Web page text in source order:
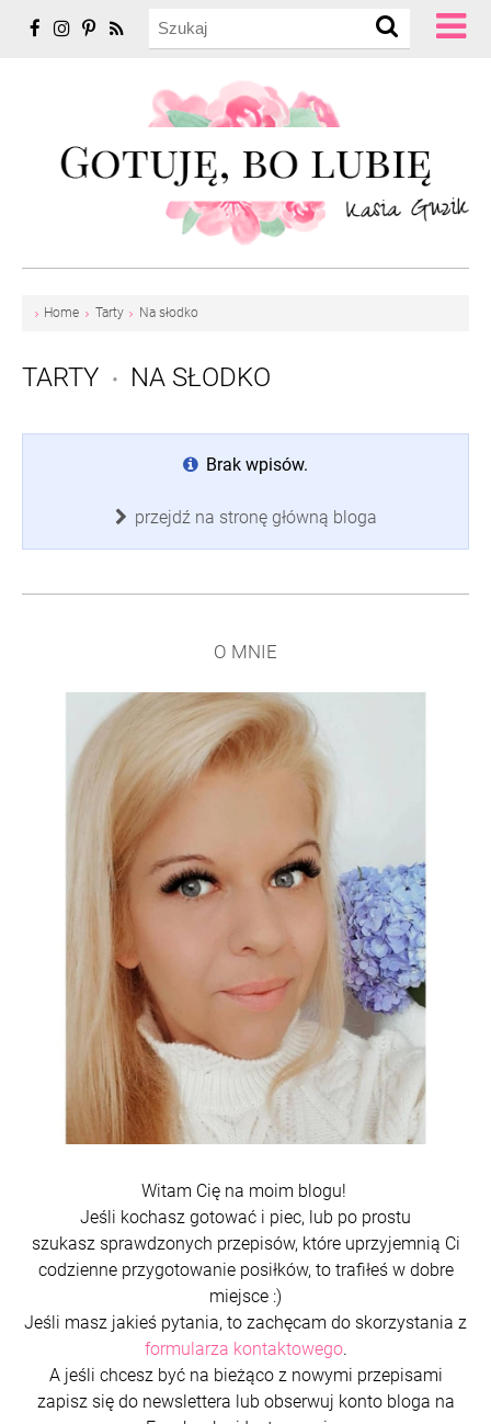
Home Tarty Na słodko
TARTY • NA SŁODKO
Brak wpisów.
przejdź na stronę główną bloga
O MNIE
Witam Cię na moim blogu!
Jeśli kochasz gotować i piec, lub po prostu
szukasz sprawdzonych przepisów, które uprzyjemnią Ci
codzienne przygotowanie posiłków, to trafiłeś w dobre
miejsce :)
Jeśli masz jakieś pytania, to zachęcam do skorzystania z
formularza kontaktowego.
A jeśli chcesz być na bieżąco z nowymi przepisami
zapisz się do newslettera lub obserwuj konto bloga na